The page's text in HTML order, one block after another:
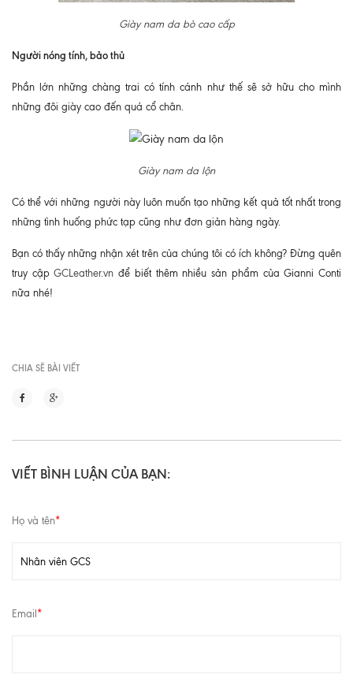
Giày nam da bò cao cấp
Người nóng tính, bảo thủ
Phần lớn những chàng trai có tính cánh như thế sẽ sở hữu cho mình
những đôi giày cao đến quá cổ chân.
Giày nam da lộn
Có thể với những người này luôn muốn tạo những kết quả tốt nhất trong
những tình huống phức tạp cũng như đơn giản hàng ngày.
Bạn có thấy những nhận xét trên của chúng tôi có ích không? Đừng quên
truy cậpGCLeather.vn để biết thêm nhiều sản phẩm của Gianni Conti
nữa nhé!
CHIA SẼ BÀI VIẾT
VIẾT BÌNH LUẬN CỦA BẠN:
Họ và tên*
Email *